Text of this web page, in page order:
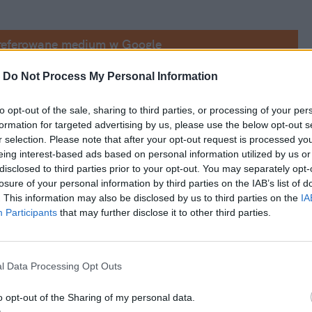
Do Not Process My Personal Information
opt-out of the sale, sharing to third parties, or processing of your
for targeted advertising by us, please use the below opt-out
selection. Please note that after your opt-out request is processed
interest-based ads based on personal information utilized by us
to third parties prior to your opt-out. You may separately
of your personal information by third parties on the IAB’s list of
This information may also be disclosed by us to third parties on the
Participants that may further disclose it to other third parties.
Data Processing Opt Outs
opt-out of the Sharing of my personal data.
medium w Google
gdzie dziennikarze pytali go o
Dudka, dotyczące przeszłości Karola
odniósł się również do przeszłości
związany z "młodzieżówką komunistyczną".